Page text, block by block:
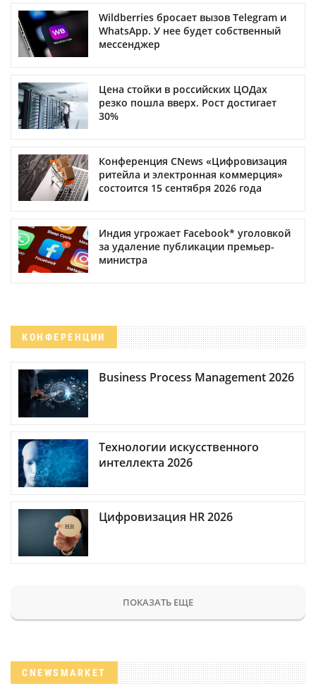
Wildberries бросает вызов Telegram и
WhatsApp. У нее будет собственный
мессенджер
Цена стойки в российских ЦОДах
резко пошла вверх. Рост достигает
30%
Конференция CNews «Цифровизация
ритейла и электронная коммерция»
состоится 15 сентября 2026 года
Индия угрожает Facebook* уголовкой
за удаление публикации премьер-
министра
КОНФЕРЕНЦИИ
Business Process Management 2026
Технологии искусственного
интеллекта 2026
Цифровизация HR 2026
ПОКАЗАТЬ ЕЩЕ
CNEWSMARKET